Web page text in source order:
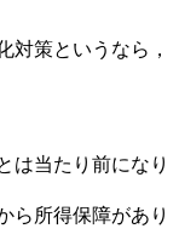
対策というなら，
当たり前になり
ら所得保障があり